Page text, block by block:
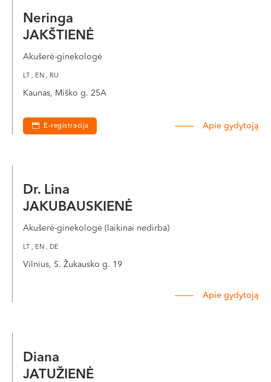
Neringa
JAKŠTIENĖ
Akušerė-ginekologė
LT , EN , RU
Kaunas, Miško g. 25A
E-registracija Apie gydytoją
Dr. Lina
JAKUBAUSKIENĖ
Akušerė-ginekologė (laikinai nedirba)
LT , EN , DE
Vilnius, S. Žukausko g. 19
Apie gydytoją
Diana
JATUŽIENĖ